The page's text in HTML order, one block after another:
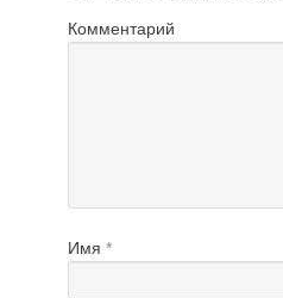
Комментарий
Имя *